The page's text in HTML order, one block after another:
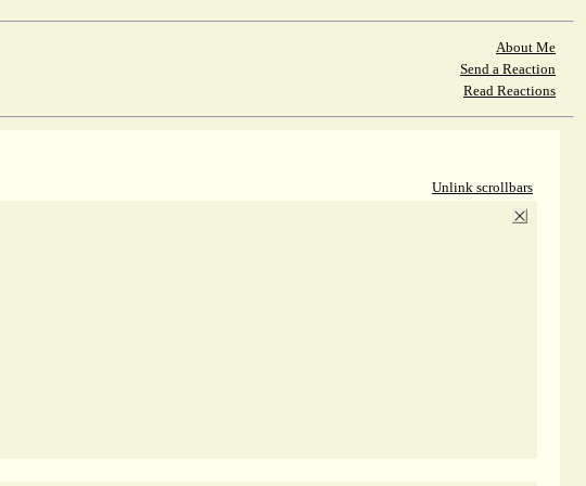
About Me
Send a Reaction
Read Reactions
Unlink scrollbars